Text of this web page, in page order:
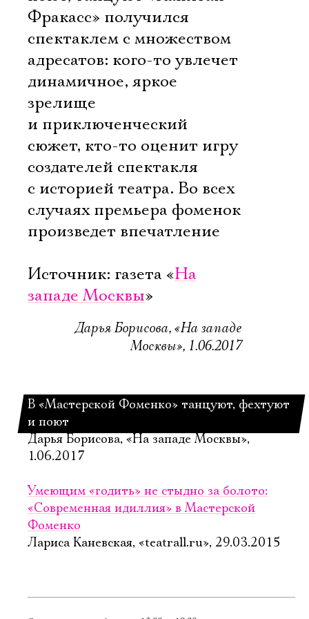
Фракасс» получился
спектаклем с множеством
адресатов: кого-то увлечет
динамичное, яркое
зрелище
и приключенческий
сюжет, кто-то оценит игру
создателей спектакля
с историей театра. Во всех
случаях премьера фоменок
произведет впечатление
Источник: газета «На
западе Москвы»
Дарья Борисова, «На западе
Москвы», 1.06.2017
В «Мастерской Фоменко» танцуют, фехтуют
и поют
Дарья Борисова, «На западе Москвы»,
1.06.2017
Умеющим «годить» не стыдно за болото:
«Современная идиллия» в Мастерской
Фоменко
Лариса Каневская, «teatrall.ru», 29.03.2015